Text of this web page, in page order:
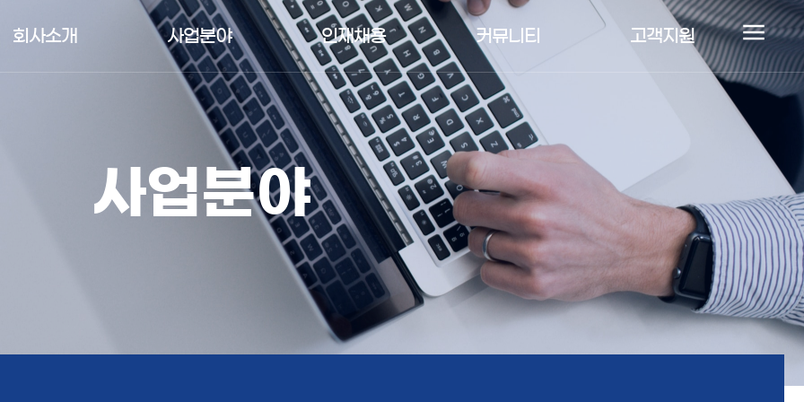
회사소개 사업분야 인재채용 커뮤니티 고객지원
사업분야